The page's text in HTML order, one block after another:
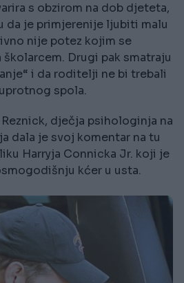
s obzirom na dob djeteta,
da je primjerenije ljubiti malu
nije potez kojim se
Drugi pak smatraju
i da roditelji ne bi trebali
spola.
dječja psihologinja na
dala je svoj komentar na tu
Harryja Connicka Jr. koji je
kćer u usta.